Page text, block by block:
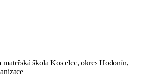
mateřská škola Kostelec, okres Hodonín,